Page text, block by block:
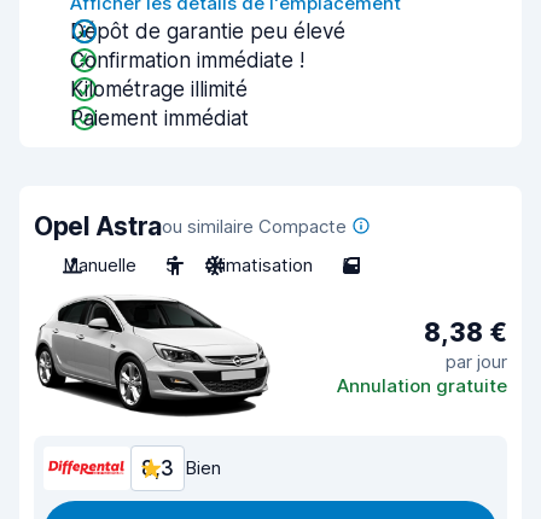
Dépôt de garantie peu élevé
Confirmation immédiate !
Kilométrage illimité
Paiement immédiat
Opel Astraou similaire Compacte
Manuelle
5 Climatisation 5
8,38 €
par jour
Annulation gratuite
8,3 Bien